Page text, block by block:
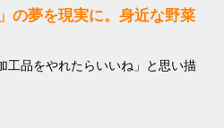
の夢を現実に。身近な野菜
工品をやれたらいいね」と思い描